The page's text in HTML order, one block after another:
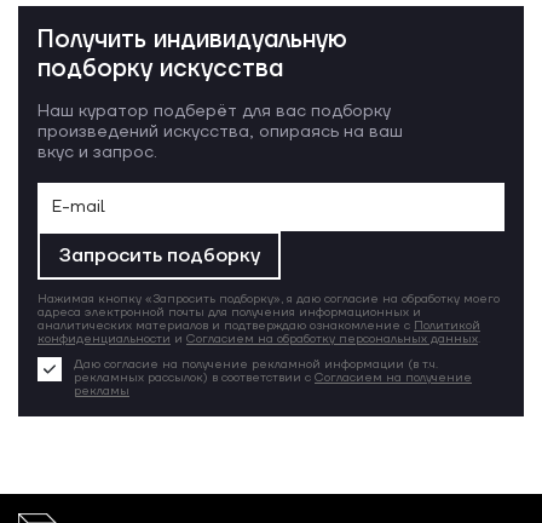
Получить индивидуальную
подборку искусства
Наш куратор подберёт для вас подборку
произведений искусства, опираясь на ваш
вкус и запрос.
Запросить подборку
Нажимая кнопку «Запросить подборку», я даю согласие на обработку моего
адреса электронной почты для получения информационных и
аналитических материалов и подтверждаю ознакомление с Политикой
конфиденциальности и Согласием на обработку персональных данных.
Даю согласие на получение рекламной информации (в т.ч.
рекламных рассылок) в соответствии с Согласием на получение
рекламы